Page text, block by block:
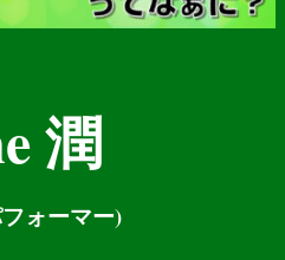
潤
ォーマー)